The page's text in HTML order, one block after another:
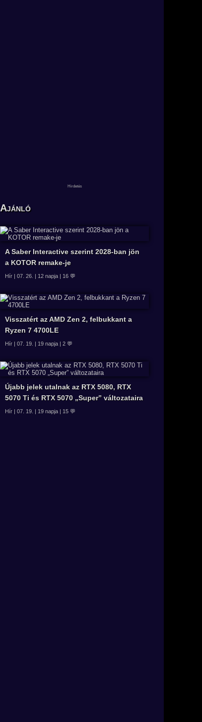
Ajánló
A Saber Interactive szerint 2028-ban jön
a KOTOR remake-je
Hír | 07. 26. | 12 napja | 16 💬
Visszatért az AMD Zen 2, felbukkant a
Ryzen 7 4700LE
Hír | 07. 19. | 19 napja | 2 💬
Újabb jelek utalnak az RTX 5080, RTX
5070 Ti és RTX 5070 „Super” változataira
Hír | 07. 19. | 19 napja | 15 💬